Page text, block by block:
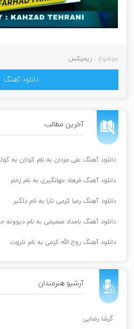
آخرین مطالب
دانلود آهنگ علی مردان به نام کولان به
دانلود آهنگ فرهاد جهانگیری به نام زخم
دانلود آهنگ رضا کرمی تارا به نام دلگیر
دانلود آهنگ بامداد صمیمی به نام دیوونه
دانلود آهنگ روح الله کرمی به نام تاروت
آرشیو هنرمندان
گرشا رضایی
موضوع : ریمیکس
دانلود آهنگ